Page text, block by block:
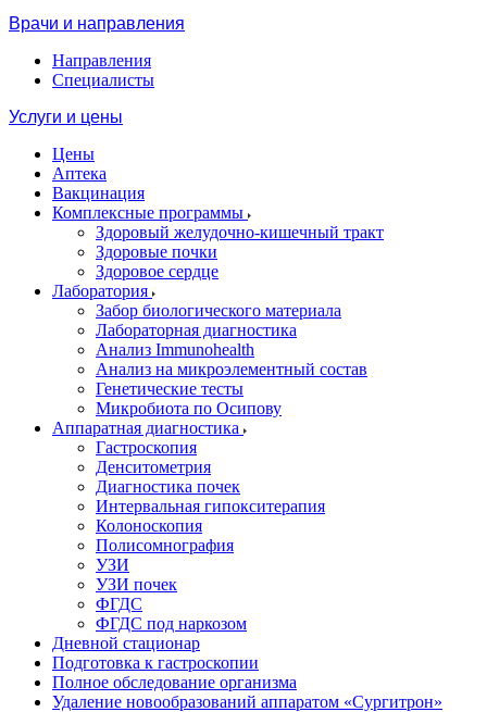
Врачи и направления
Направления
Специалисты
Услуги и цены
Цены
Аптека
Вакцинация
Комплексные программы
Здоровый желудочно-кишечный тракт
Здоровые почки
Здоровое сердце
Лаборатория
Забор биологического материала
Лабораторная диагностика
Анализ Immunohealth
Анализ на микроэлементный состав
Генетические тесты
Микробиота по Осипову
Аппаратная диагностика
Гастроскопия
Денситометрия
Диагностика почек
Интервальная гипокситерапия
Колоноскопия
Полисомнография
УЗИ
УЗИ почек
ФГДС
ФГДС под наркозом
Дневной стационар
Подготовка к гастроскопии
Полное обследование организма
Удаление новообразований аппаратом «Сургитрон»‎